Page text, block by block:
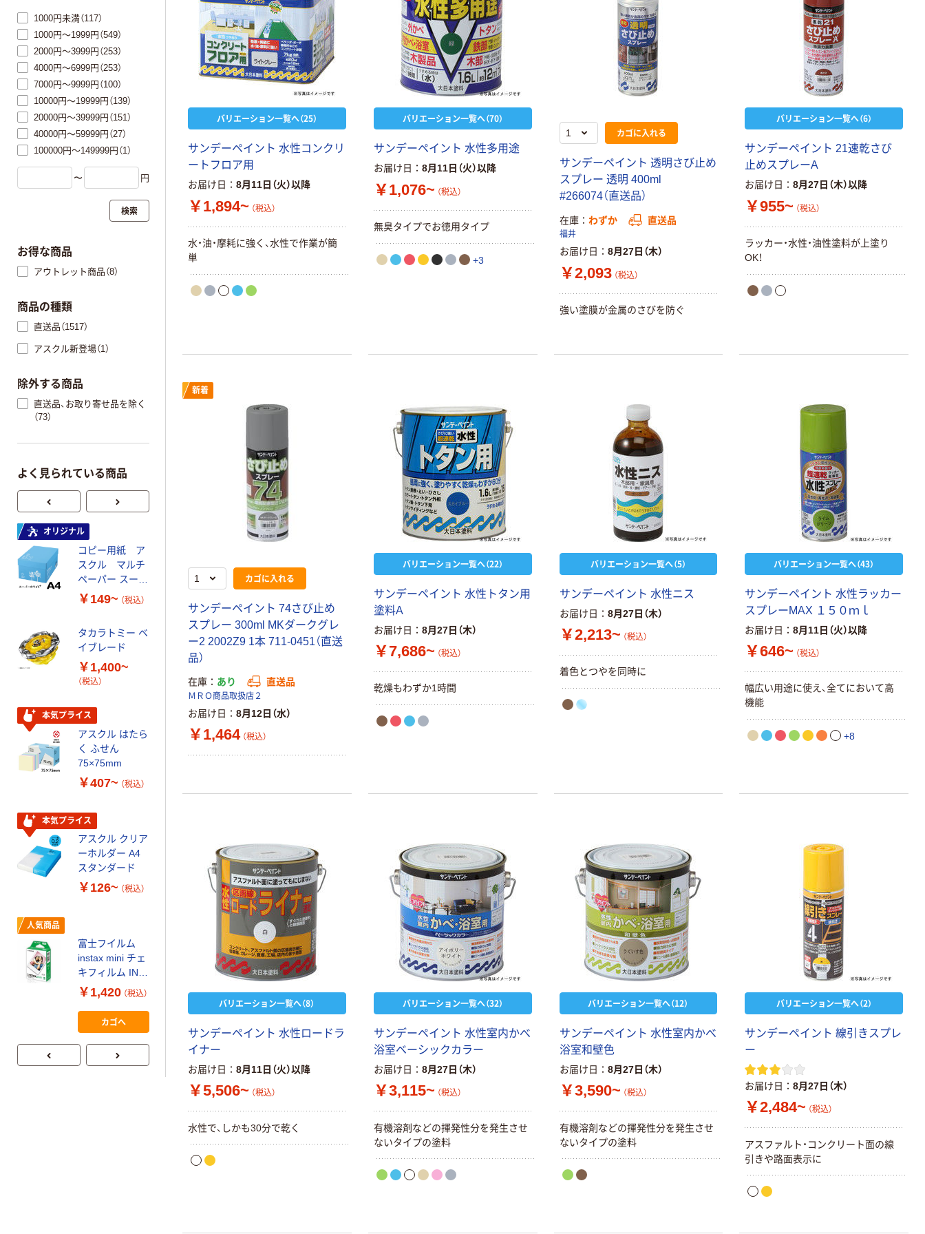
バリエーション一覧へ（25）
サンデーペイント 水性コンクリ
ートフロア用
お届け日 8月11日（火）以降
￥1,894~ （税込）
水・油・摩耗に強く、水性で作業が簡
単
バリエーション一覧へ（70）
サンデーペイント 水性多用途
お届け日 8月11日（火）以降
￥1,076~ （税込）
無臭タイプでお徳用タイプ
+3
カゴに入れる
サンデーペイント 透明さび止め
スプレー 透明 400ml
#266074（直送品）
在庫 わずか 直送品
福井
お届け日 8月27日（木）
￥2,093 （税込）
強い塗膜が金属のさびを防ぐ
バリエーション一覧へ（6）
サンデーペイント 21速乾さび
止めスプレーA
お届け日 8月27日（木）以降
￥955~ （税込）
ラッカー・水性・油性塗料が上塗り
OK！
新着
カゴに入れる
サンデーペイント 74さび止め
スプレー 300ml MKダークグレ
ー2 2002Z9 1本 711-0451（直送
品）
在庫 あり 直送品
ＭＲＯ商品取扱店２
お届け日 8月12日（水）
￥1,464 （税込）
バリエーション一覧へ（22）
サンデーペイント 水性トタン用
塗料A
お届け日 8月27日（木）
￥7,686~ （税込）
乾燥もわずか1時間
バリエーション一覧へ（5）
サンデーペイント 水性ニス
お届け日 8月27日（木）
￥2,213~ （税込）
着色とつやを同時に
バリエーション一覧へ（43）
サンデーペイント 水性ラッカー
スプレーMAX １５０ｍｌ
お届け日 8月11日（火）以降
￥646~ （税込）
幅広い用途に使え、全てにおいて高
機能
+8
バリエーション一覧へ（8）
サンデーペイント 水性ロードラ
イナー
お届け日 8月11日（火）以降
￥5,506~ （税込）
水性で、しかも30分で乾く
バリエーション一覧へ（32）
サンデーペイント 水性室内かべ
浴室ベーシックカラー
お届け日 8月27日（木）
￥3,115~ （税込）
有機溶剤などの揮発性分を発生させ
ないタイプの塗料
バリエーション一覧へ（12）
サンデーペイント 水性室内かべ
浴室和壁色
お届け日 8月27日（木）
￥3,590~ （税込）
有機溶剤などの揮発性分を発生させ
ないタイプの塗料
バリエーション一覧へ（2）
サンデーペイント 線引きスプレ
ー
お届け日 8月27日（木）
￥2,484~ （税込）
アスファルト・コンクリート面の線
引きや路面表示に
1000円未満（117）
1000円～1999円（549）
2000円～3999円（253）
4000円～6999円（253）
7000円～9999円（100）
10000円～19999円（139）
20000円～39999円（151）
40000円～59999円（27）
100000円～149999円（1）
〜 円
検索
お得な商品
アウトレット商品（8）
商品の種類
直送品（1517）
アスクル新登場（1）
除外する商品
直送品、お取り寄せ品を除く
（73）
よく見られている商品
オリジナル
コピー用紙 ア
スクル マルチ
ペーパー スーパ
ーホワイト+
￥149~ （税込）
タカラトミー ベ
イブレード
￥1,400~
（税込）
本気プライス
アスクル はたら
く ふせん
75×75mm
￥407~ （税込）
本気プライス
アスクル クリア
ーホルダー A4
スタンダード
￥126~ （税込）
人気商品
富士フイルム
instax mini チェ
キフィルム INS
MINI JP1 1パッ
ク（10枚入り）
￥1,420 （税込）
カゴへ
透明 高密度タイ
プ 詰替用 バイ
オマス素材10％
配合
オリジナル
電池 北欧パッ
ケージ アスク
ルオリジナル
￥140~
本気プライス
証
オリジナル
コピー用紙 マ
ルチペーパー
スーパーエコノ
ミー+
￥149~ （税込）
本気プライス
【ガムテープ】ア
スクル 現場のチ
カラ 厚さ
0.22mm 布テー
￥145~
く ふせん
50×15mm
￥386~ （税込）
本気プライス
トイレットペー
パー ダブル60
ｍ 再生紙
芯あり FSC認
￥460~ （税込）
アスクルオリジ
ナル ラミネー
トフィルム A4
サイズ
100μ（ミクロン）
￥458~ （税込）
ペーパータオル
100％ 200枚
FSC認証 シング
ル 大王製紙共同
企画 オリジナル
￥149~
オリジナル
テープ
￥358~ （税込）
サントリー 伊右
衛門 「お茶、どう
￥528~ （税込）
￥12,100~
本気プライス
大塚製薬工場
経口補水液 オー
（税込）
本気プライス
く ふせん 付箋
75×25mm
￥377~
本気プライス
ニチバン セロテ
￥124~ （税込）
レのおそうじシ
ート 大王製紙
共同企画 トイ
レクリーナー
トイレシート
オリジナル
￥330~
本気プライス
アスクル フラッ
トファイル エコ
ノミータイプ
製造）
￥115~ （税込）
本気プライス
ラ TEPRA
PRO【純正】テー
プ 白ラベル
12mm幅 （黒文
￥914~ （税込）
富士フイルム チ
￥1,580~
（税込）
本気プライス
100% 6ロール
￥470~